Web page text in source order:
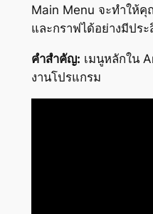
Main Menu จะทำให้
และกราฟได้อย่างมีปร
คำสำคัญ: เมนูหลักใน
งานโปรแกรม